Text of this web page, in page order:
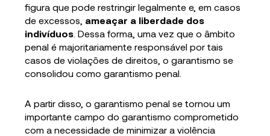
figura que pode restringir legalmente e, em casos
de excessos, ameaçar a liberdade dos
indivíduos . Dessa forma, uma vez que o âmbito
penal é majoritariamente responsável por tais
casos de violações de direitos, o garantismo se
consolidou como garantismo penal.
A partir disso, o garantismo penal se tornou um
importante campo do garantismo comprometido
com a necessidade de minimizar a violência